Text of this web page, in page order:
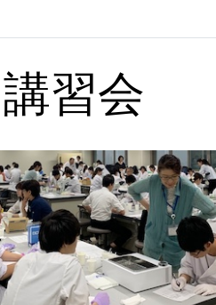
講習会